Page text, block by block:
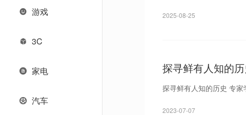
游戏
3C
家电
汽车
2025-08-25
探寻鲜有人知的
历史”
探寻鲜有人知的历史 专
2023-07-07